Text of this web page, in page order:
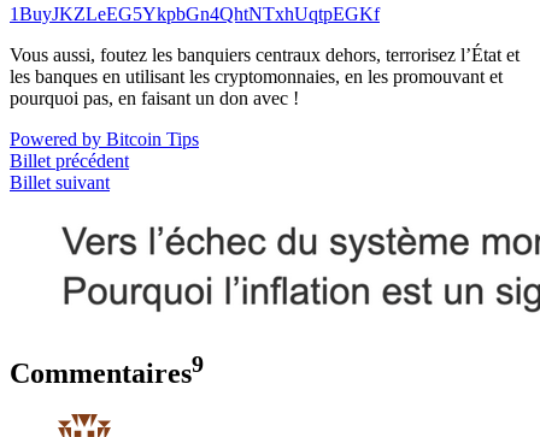
1BuyJKZLeEG5YkpbGn4QhtNTxhUqtpEGKf
Vous aussi, foutez les banquiers centraux dehors, terrorisez l’État et
les banques en utilisant les cryptomonnaies, en les promouvant et
pourquoi pas, en faisant un don avec !
Powered by Bitcoin Tips
Billet précédent
Billet suivant
Commentaires9